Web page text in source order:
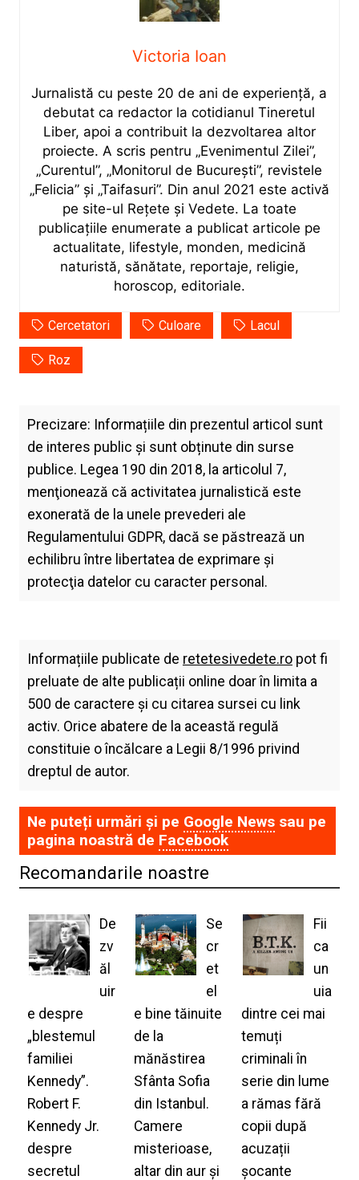
Victoria Ioan
Jurnalistă cu peste 20 de ani de experiență, a
debutat ca redactor la cotidianul Tineretul
Liber, apoi a contribuit la dezvoltarea altor
proiecte. A scris pentru „Evenimentul Zilei”,
„Curentul”, „Monitorul de București”, revistele
„Felicia” și „Taifasuri”. Din anul 2021 este activă
pe site-ul Rețete și Vedete. La toate
publicațiile enumerate a publicat articole pe
actualitate, lifestyle, monden, medicină
naturistă, sănătate, reportaje, religie,
horoscop, editoriale.
Cercetatori Culoare Lacul
Roz
Precizare: Informațiile din prezentul articol sunt
de interes public și sunt obținute din surse
publice. Legea 190 din 2018, la articolul 7,
menţionează că activitatea jurnalistică este
exonerată de la unele prevederi ale
Regulamentului GDPR, dacă se păstrează un
echilibru între libertatea de exprimare şi
protecţia datelor cu caracter personal.
Informațiile publicate de retetesivedete.ropot fi
preluate de alte publicații online doar în limita a
500 de caractere și cu citarea sursei cu link
activ. Orice abatere de la această regulă
constituie o încălcare a Legii 8/1996 privind
dreptul de autor.
Ne puteți urmări și pe Google Newssau pe
pagina noastră de Facebook
Recomandarile noastre
De
zv
ăl
uir
e despre
„blestemul
familiei
Kennedy”.
Robert F.
Kennedy Jr.
despre
secretul
Se
cr
et
el
e bine tăinuite
de la
mănăstirea
Sfânta Sofia
din Istanbul.
Camere
misterioase,
altar din aur și
Fii
ca
un
uia
dintre cei mai
temuți
criminali în
serie din lume
a rămas fără
copii după
acuzații
șocante